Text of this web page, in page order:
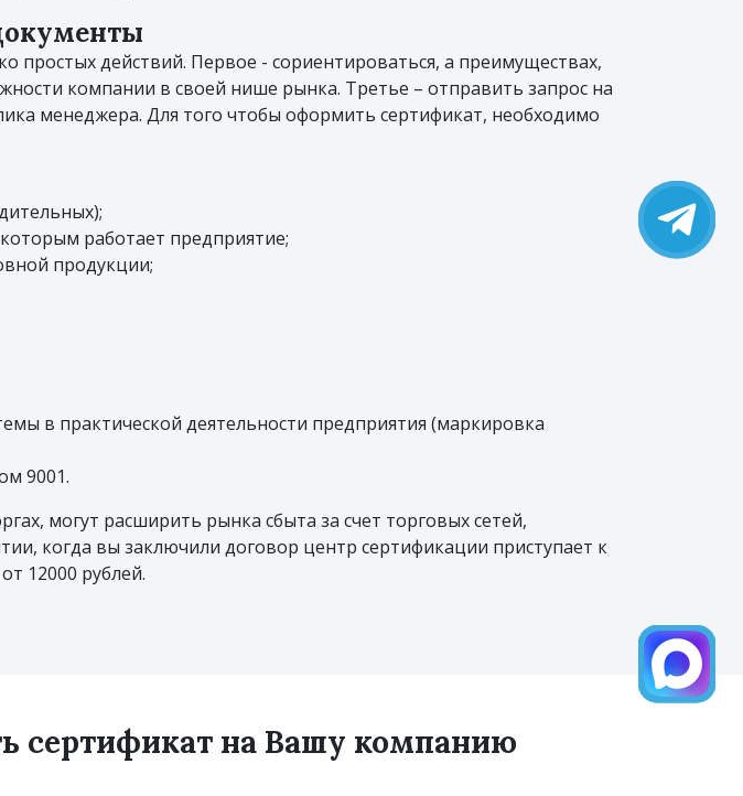
простых действий. Первое - сориентироваться, а преимуществах,
компании в своей нише рынка. Третье – отправить запрос на
менеджера. Для того чтобы оформить сертификат, необходимо
работает предприятие;
продукции;
в практической деятельности предприятия (маркировка
9001.
могут расширить рынка сбыта за счет торговых сетей,
когда вы заключили договор центр сертификации приступает к
12000 рублей.
сертификат на Вашу компанию